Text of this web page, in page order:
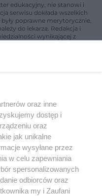
edukacyjny, nie stanowi i
serwisu dokłada wszelkich
poprawne merytorycznie,
do lekarza. Redakcja i
wynikającej z
na udzielaniu
3 ust 1 ustawy o
nie może być powielany i
w jakikolwiek sposób
na jakimkolwiek polu
z umieszczaniem w
praw. Jakiekolwiek użycie
w części z naruszeniem
pod groźbą kary i
oraz inne
dostęp i
oraz
jak unikalne
wysyłane przez
w celu zapewniania
spersonalizowanych
odbiorców oraz
my i Zaufani